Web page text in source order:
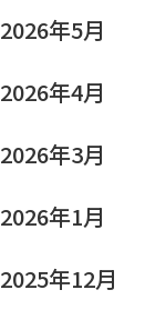
2026年5月
2026年4月
2026年3月
2026年1月
2025年12月